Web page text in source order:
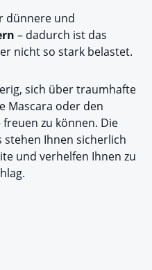
dünnere und
– dadurch ist das
nicht so stark belastet.
sich über traumhafte
Mascara oder den
zu können. Die
Ihnen sicherlich
und verhelfen Ihnen zu